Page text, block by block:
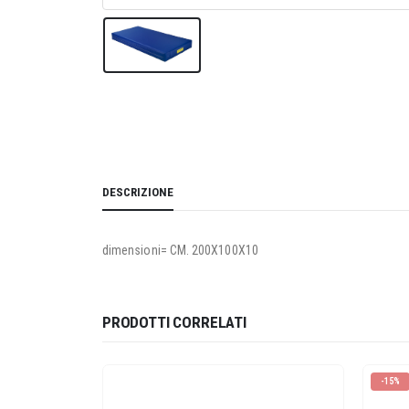
DESCRIZIONE
dimensioni= CM. 200X100X10
PRODOTTI CORRELATI
-15%